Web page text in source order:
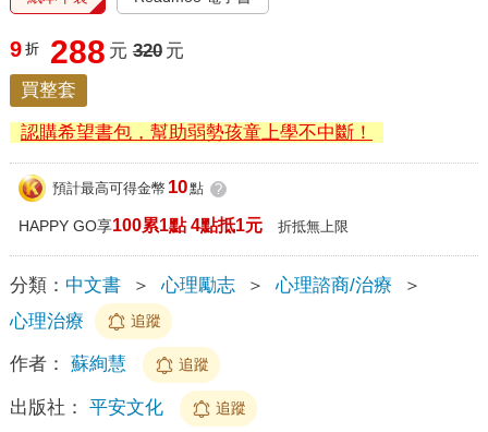
9 折 288 元 320 元
買整套
認購希望書包，幫助弱勢孩童上學不中斷！
預計最高可得金幣 10點 ?
HAPPY GO享100累1點 4點抵1元 折抵無上限
分類： 中文書 ＞ 心理勵志 ＞ 心理諮商/治療
＞
心理治療
追蹤
作者： 蘇絢慧 追蹤
出版社： 平安文化 追蹤